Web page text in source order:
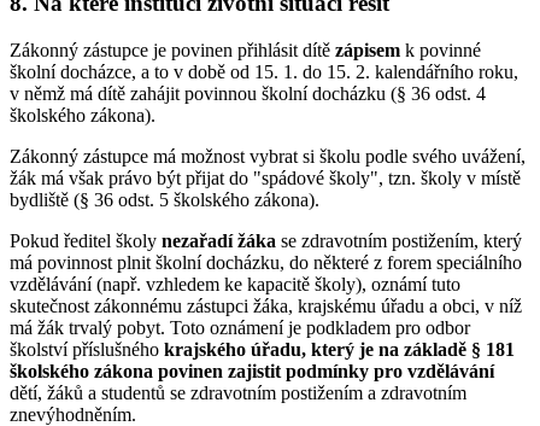
Zákonný zástupce je povinen přihlásit dítě zápisem k povinné
školní docházce, a to v době od 15. 1. do 15. 2. kalendářního roku,
v němž má dítě zahájit povinnou školní docházku (§ 36 odst. 4
školského zákona).
Zákonný zástupce má možnost vybrat si školu podle svého uvážení,
žák má však právo být přijat do "spádové školy", tzn. školy v místě
bydliště (§ 36 odst. 5 školského zákona).
Pokud ředitel školy nezařadí žáka se zdravotním postižením, který
má povinnost plnit školní docházku, do některé z forem speciálního
vzdělávání (např. vzhledem ke kapacitě školy), oznámí tuto
skutečnost zákonnému zástupci žáka, krajskému úřadu a obci, v níž
má žák trvalý pobyt. Toto oznámení je podkladem pro odbor
školství příslušného krajského úřadu, který je na základě § 181
školského zákona povinen zajistit podmínky pro vzdělávání
dětí, žáků a studentů se zdravotním postižením a zdravotním
znevýhodněním.